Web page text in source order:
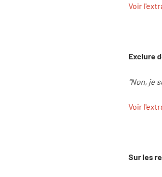
Voir
Exclure
"Non, je
Voir
Sur les